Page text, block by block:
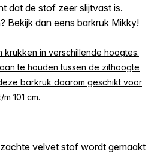
dat de stof zeer slijtvast is.
Bekijk dan eens barkruk Mikky!
in verschillende hoogtes.
te houden tussen de zithoogte
barkruk daarom geschikt voor
101 cm.
velvet stof wordt gemaakt